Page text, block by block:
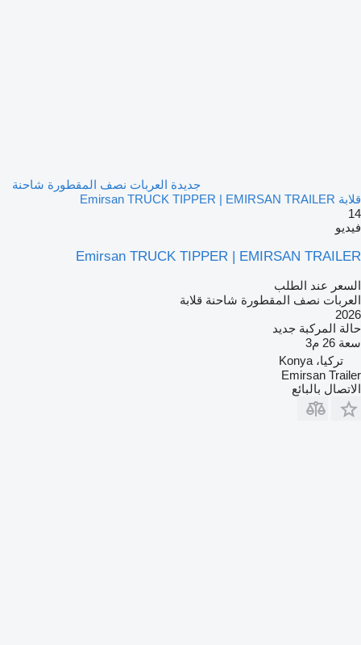
جديدة العربات نصف المقطورة شاحنة
قلابة Emirsan TRUCK TIPPER | EMIRSAN TRAILER
14
فيديو
Emirsan TRUCK TIPPER | EMIRSAN TRAILER
السعر عند الطلب
العربات نصف المقطورة شاحنة قلابة
2026
حالة المركبة جديد
سعة 26 م3
تركيا، Konya
Emirsan Trailer
الاتصال بالبائع